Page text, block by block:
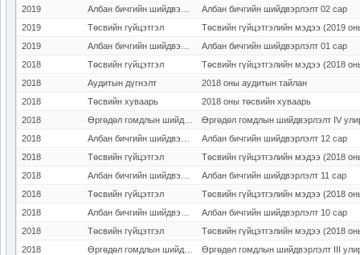
2019
Албан бичгийн шийдвэрлэлт 02 сар
2019
Төсвийн гүйцэтгэл
Төсвийн гүйцэтгэлийн мэдээ (2019
2019
Албан бичгийн шийдвэрлэлт 01 сар
2018
Төсвийн гүйцэтгэл
Төсвийн гүйцэтгэлийн мэдээ (2018
2018
Аудитын дүгнэлт
2018 оны аудитын тайлан
2018
Төсвийн хуваарь
2018 оны төсвийн хуваарь
2018
Өргөдөл гомдлын шийдвэрлэлт IV
2018
Албан бичгийн шийдвэрлэлт 12 сар
2018
Төсвийн гүйцэтгэл
Төсвийн гүйцэтгэлийн мэдээ (2018
2018
Албан бичгийн шийдвэрлэлт 11 сар
2018
Төсвийн гүйцэтгэл
Төсвийн гүйцэтгэлийн мэдээ (2018
2018
Албан бичгийн шийдвэрлэлт 10 сар
2018
Төсвийн гүйцэтгэл
Төсвийн гүйцэтгэлийн мэдээ (2018
2018
Өргөдөл гомдлын шийдвэрлэлт III